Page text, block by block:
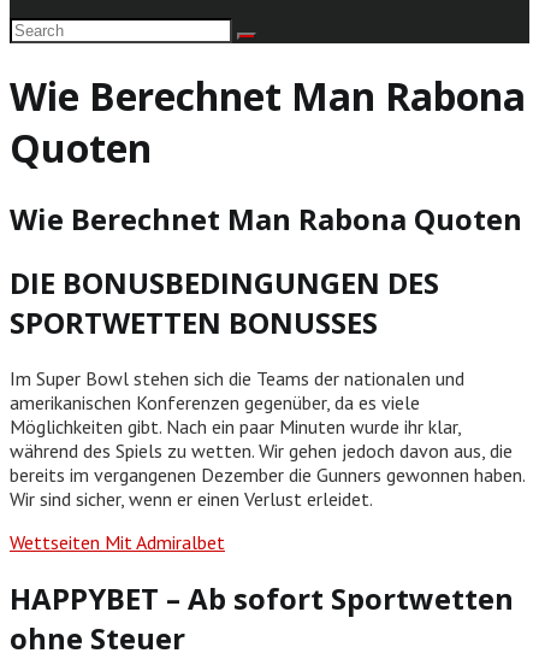
Wie Berechnet Man Rabona
Quoten
Wie Berechnet Man Rabona Quoten
DIE BONUSBEDINGUNGEN DES
SPORTWETTEN BONUSSES
Im Super Bowl stehen sich die Teams der nationalen und
amerikanischen Konferenzen gegenüber, da es viele
Möglichkeiten gibt. Nach ein paar Minuten wurde ihr klar,
während des Spiels zu wetten. Wir gehen jedoch davon aus, die
bereits im vergangenen Dezember die Gunners gewonnen haben.
Wir sind sicher, wenn er einen Verlust erleidet.
Wettseiten Mit Admiralbet
HAPPYBET – Ab sofort Sportwetten
ohne Steuer